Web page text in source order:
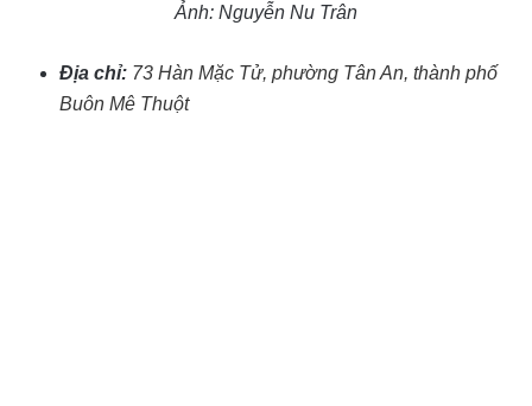
Ảnh: Nguyễn Nu Trân
Địa chỉ: 73 Hàn Mặc Tử, phường Tân An, thành phố
Buôn Mê Thuột